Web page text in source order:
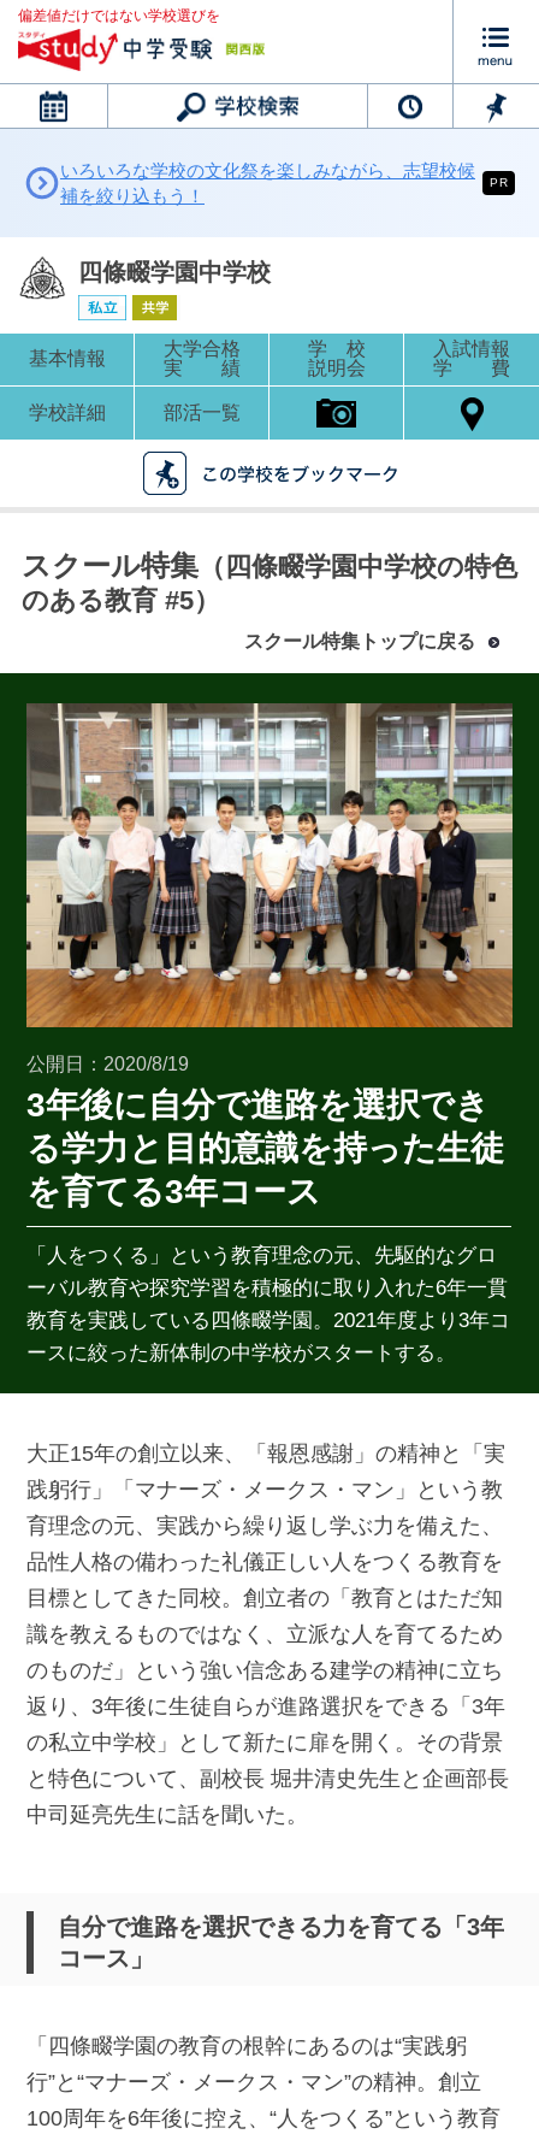
偏差値だけではない学校選びを
カレンダー
最近見た学校
四條畷学園中学校
ブックマークした学校
ブックマークした学校はありません
いろいろな学校の文化祭を楽しみながら、志望校候
補を絞り込もう！
PR
四條畷学園中学校
基本情報
大学合格
実 績
学 校
説明会
入試情報
学 費
学校詳細 部活一覧
スクール特集（四條畷学園中学校の特色
のある教育 #5）
スクール特集トップに戻る
公開日：2020/8/19
3年後に自分で進路を選択でき
る学力と目的意識を持った生徒
を育てる3年コース
「人をつくる」という教育理念の元、先駆的なグロ
ーバル教育や探究学習を積極的に取り入れた6年一貫
教育を実践している四條畷学園。2021年度より3年コ
ースに絞った新体制の中学校がスタートする。
大正15年の創立以来、「報恩感謝」の精神と「実
践躬行」「マナーズ・メークス・マン」という教
育理念の元、実践から繰り返し学ぶ力を備えた、
品性人格の備わった礼儀正しい人をつくる教育を
目標としてきた同校。創立者の「教育とはただ知
識を教えるものではなく、立派な人を育てるため
のものだ」という強い信念ある建学の精神に立ち
返り、3年後に生徒自らが進路選択をできる「3年
の私立中学校」として新たに扉を開く。その背景
と特色について、副校長 堀井清史先生と企画部長
中司延亮先生に話を聞いた。
自分で進路を選択できる力を育てる「3年
コース」
「四條畷学園の教育の根幹にあるのは“実践躬
行”と“マナーズ・メークス・マン”の精神。創立
100周年を6年後に控え、“人をつくる”という教育